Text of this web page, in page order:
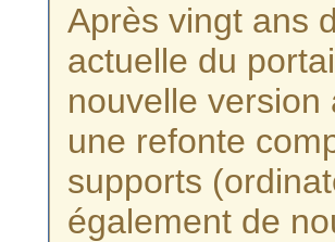
Après vingt ans
actuelle du
nouvelle version
une refonte
supports
également de